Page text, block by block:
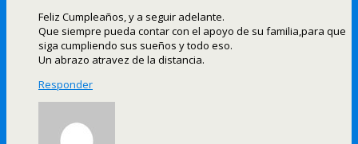
Feliz Cumpleaños, y a seguir adelante.
Que siempre pueda contar con el apoyo de su familia,para que
siga cumpliendo sus sueños y todo eso.
Un abrazo atravez de la distancia.
Responder